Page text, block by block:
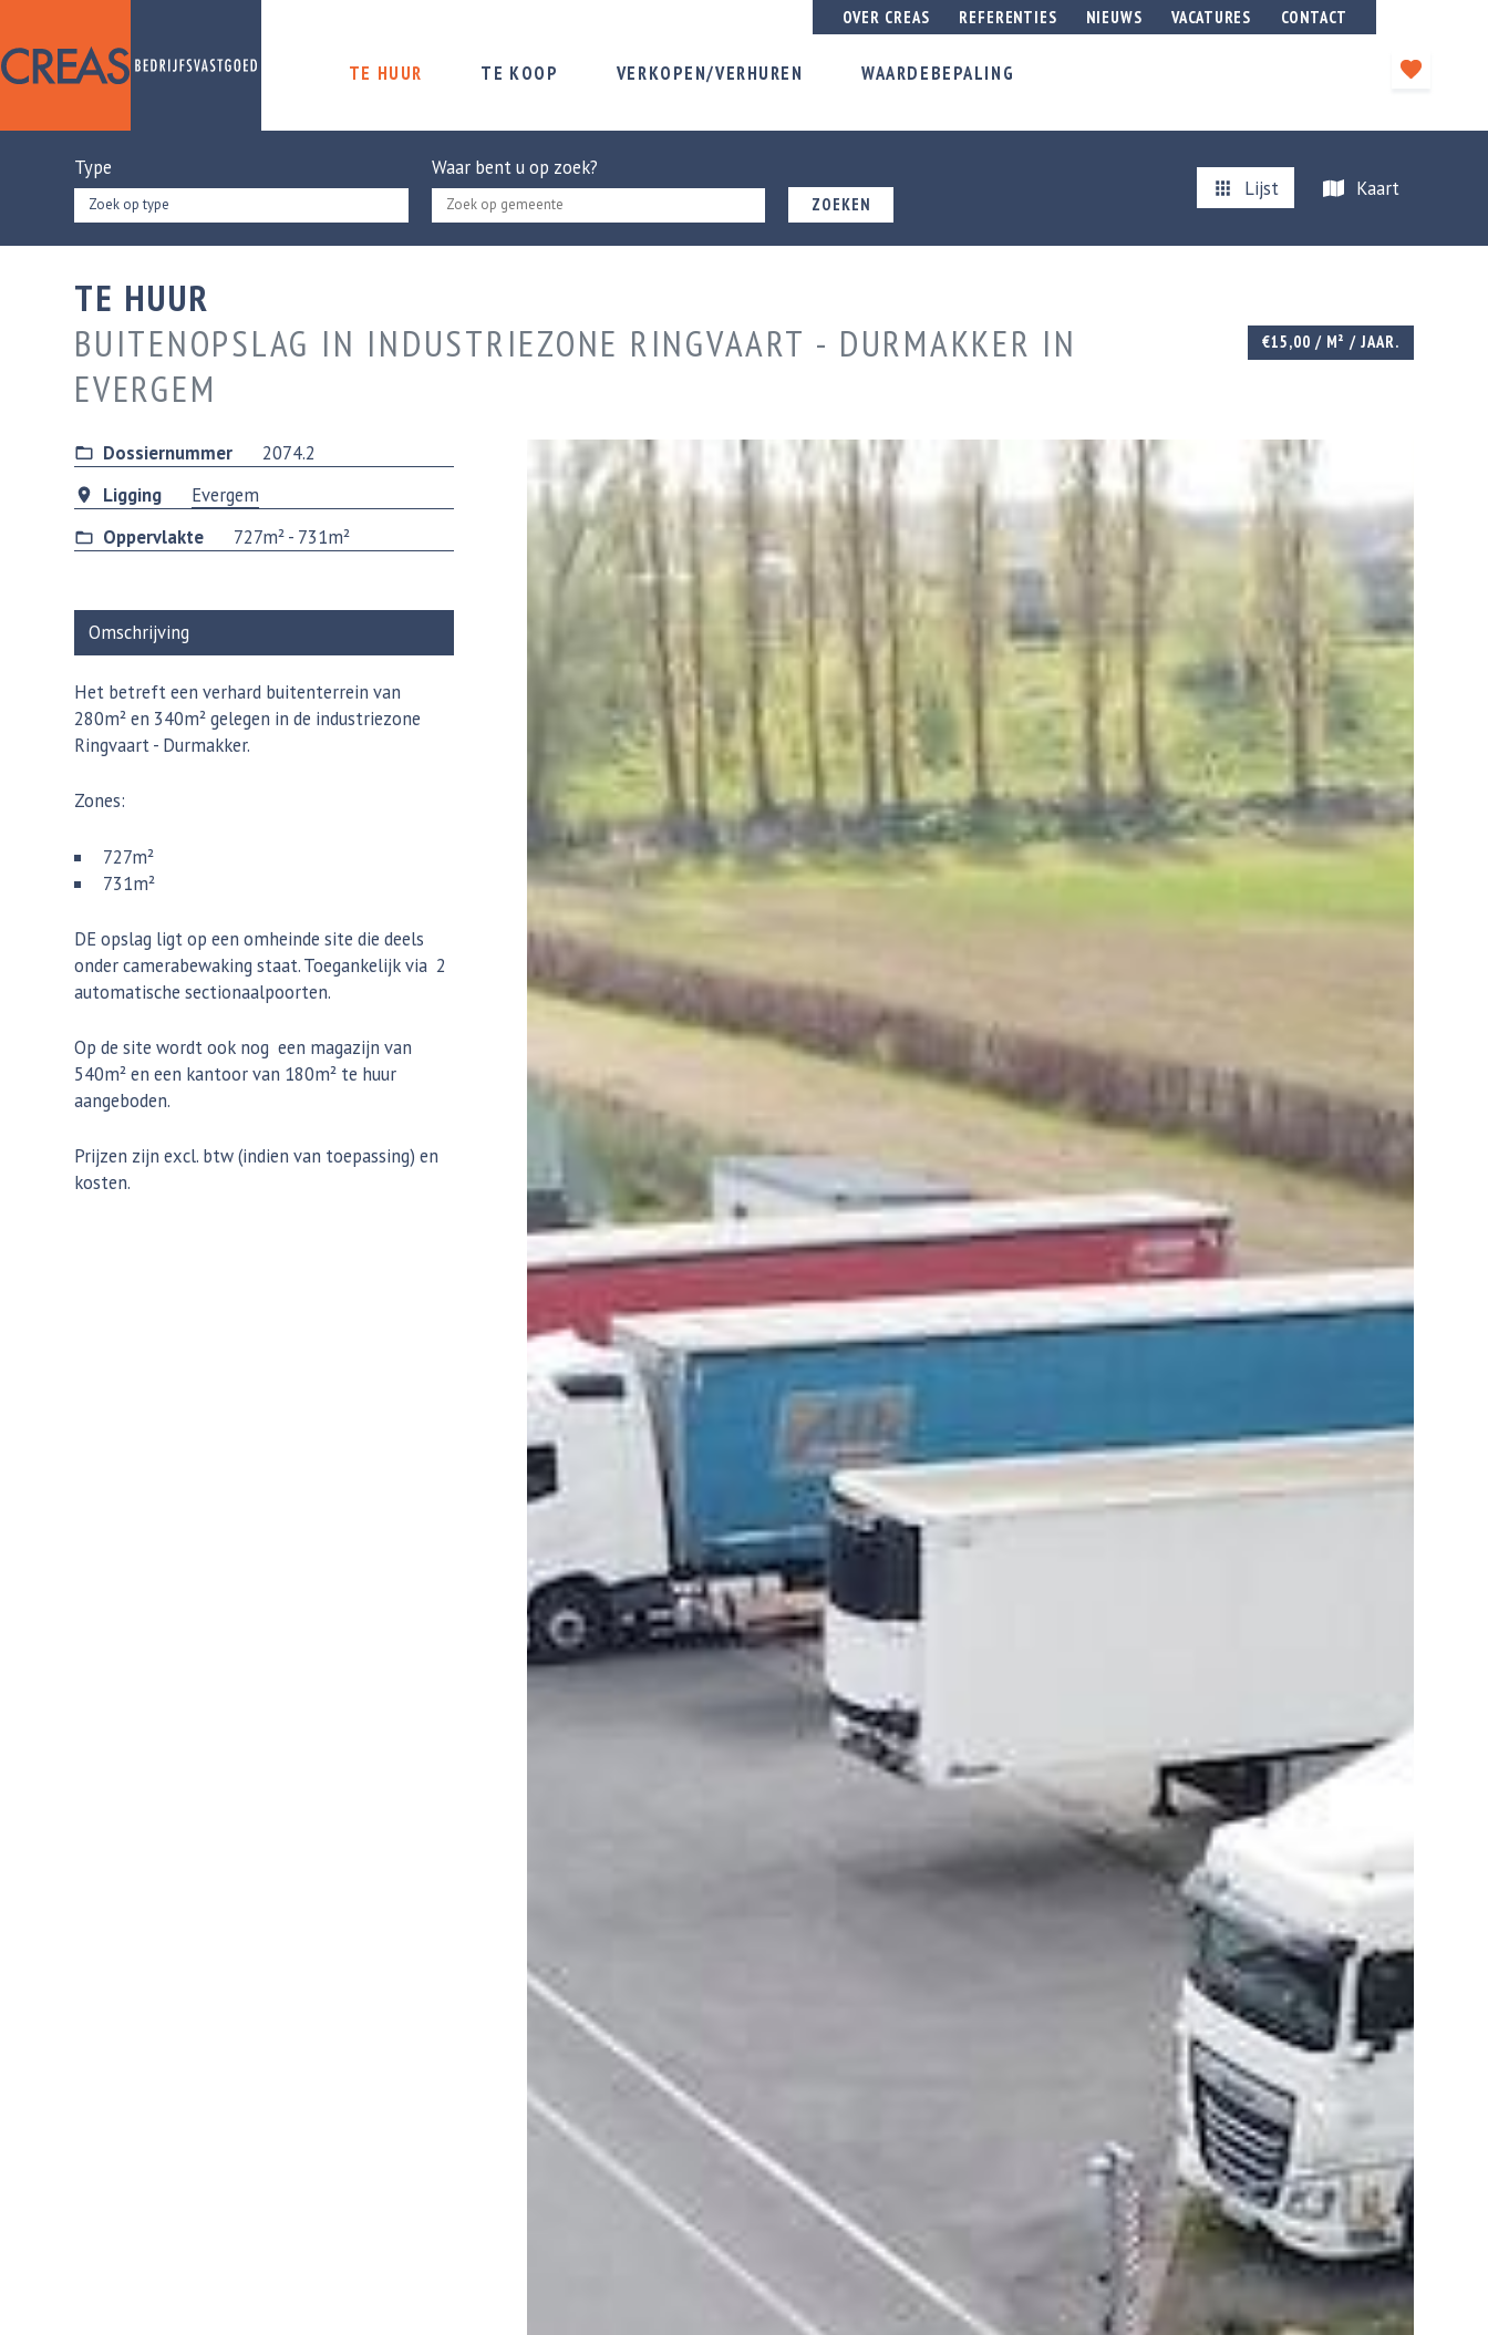
TE HUUR TE KOOP VERKOPEN/VERHUREN WAARDEBEPALING
OVER CREAS REFERENTIES NIEUWS VACATURES CONTACT
Type
Zoek op type
Waar bent u op zoek?
ZOEKEN
Lijst Kaart
TE HUUR
BUITENOPSLAG IN INDUSTRIEZONE RINGVAART - DURMAKKER IN
EVERGEM
€15,00 / M² / JAAR.
Dossiernummer
2074.2
Ligging
Evergem
Oppervlakte
727m² - 731m²
Omschrijving
Het betreft een verhard buitenterrein van
280m² en 340m² gelegen in de industriezone
Ringvaart - Durmakker.
Zones:
727m²
731m²
DE opslag ligt op een omheinde site die deels
onder camerabewaking staat. Toegankelijk via 2
automatische sectionaalpoorten.
Op de site wordt ook nog een magazijn van
540m² en een kantoor van 180m² te huur
aangeboden.
Prijzen zijn excl. btw (indien van toepassing) en
kosten.